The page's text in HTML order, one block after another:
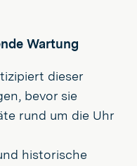
Wartung
dieser
bevor sie
rund um die Uhr
historische